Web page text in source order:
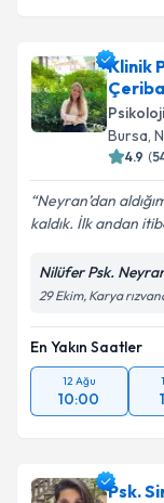
Klinik
Psikoloji
Bursa,
4.9 (
Neyran’dan
kaldık. İlk andan
Nilüfer Psk.
29 Ekim, Karya
En Yakın Saatler
12 Ağu
10:00
Psk.